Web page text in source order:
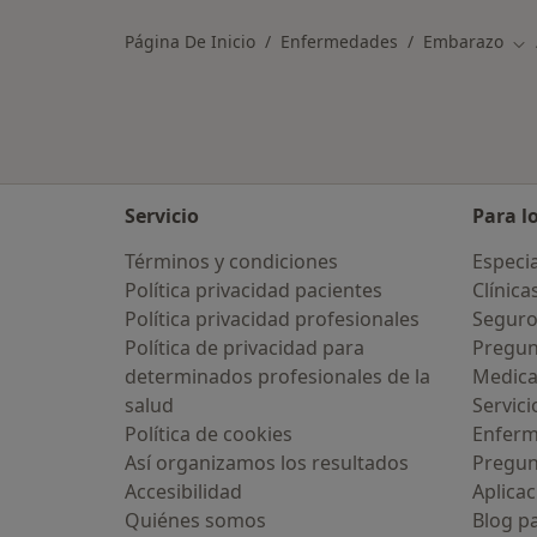
Página De Inicio Enfermedades Embarazo
Servicio
Términos y condiciones
Política privacidad pacientes
Política privacidad profesionales
Política de privacidad para
determinados profesionales de la
salud
Política de cookies
Así organizamos los resultados
Accesibilidad
Quiénes somos
Para
Blog